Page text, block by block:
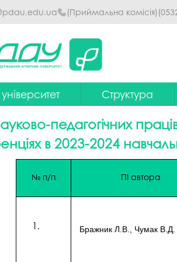
(Приймальна комісія)
професори
розвиток
Структура
Наглядова рада
Ректорат
Вчена рада
Факультети та
Коледжі
педагогічних
в 2023-2024
№ п/п ПІ автора
Бражник Л.В., Чумак В.Д.